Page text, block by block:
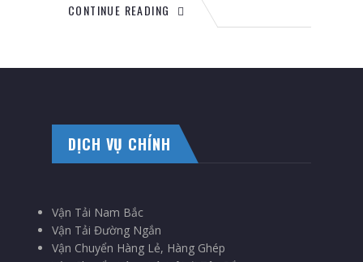
CONTINUE READING
DỊCH VỤ CHÍNH
Vận Tải Nam Bắc
Vận Tải Đường Ngắn
Vận Chuyển Hàng Lẻ, Hàng Ghép